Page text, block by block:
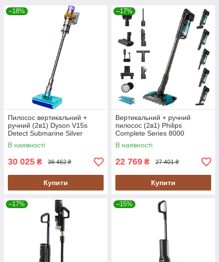
–18%
Пилосос вертикальний +
ручний (2в1) Dyson V15s
Detect Submarine Silver
(448798-01) EU
В наявності
30 025 ₴ 36 462 ₴
Купити
–17%
Вертикальний + ручний
пилосос (2в1) Philips
Complete Series 8000
XC8157/01 UA
В наявності
22 769 ₴ 27 401 ₴
Купити
–17% –15%